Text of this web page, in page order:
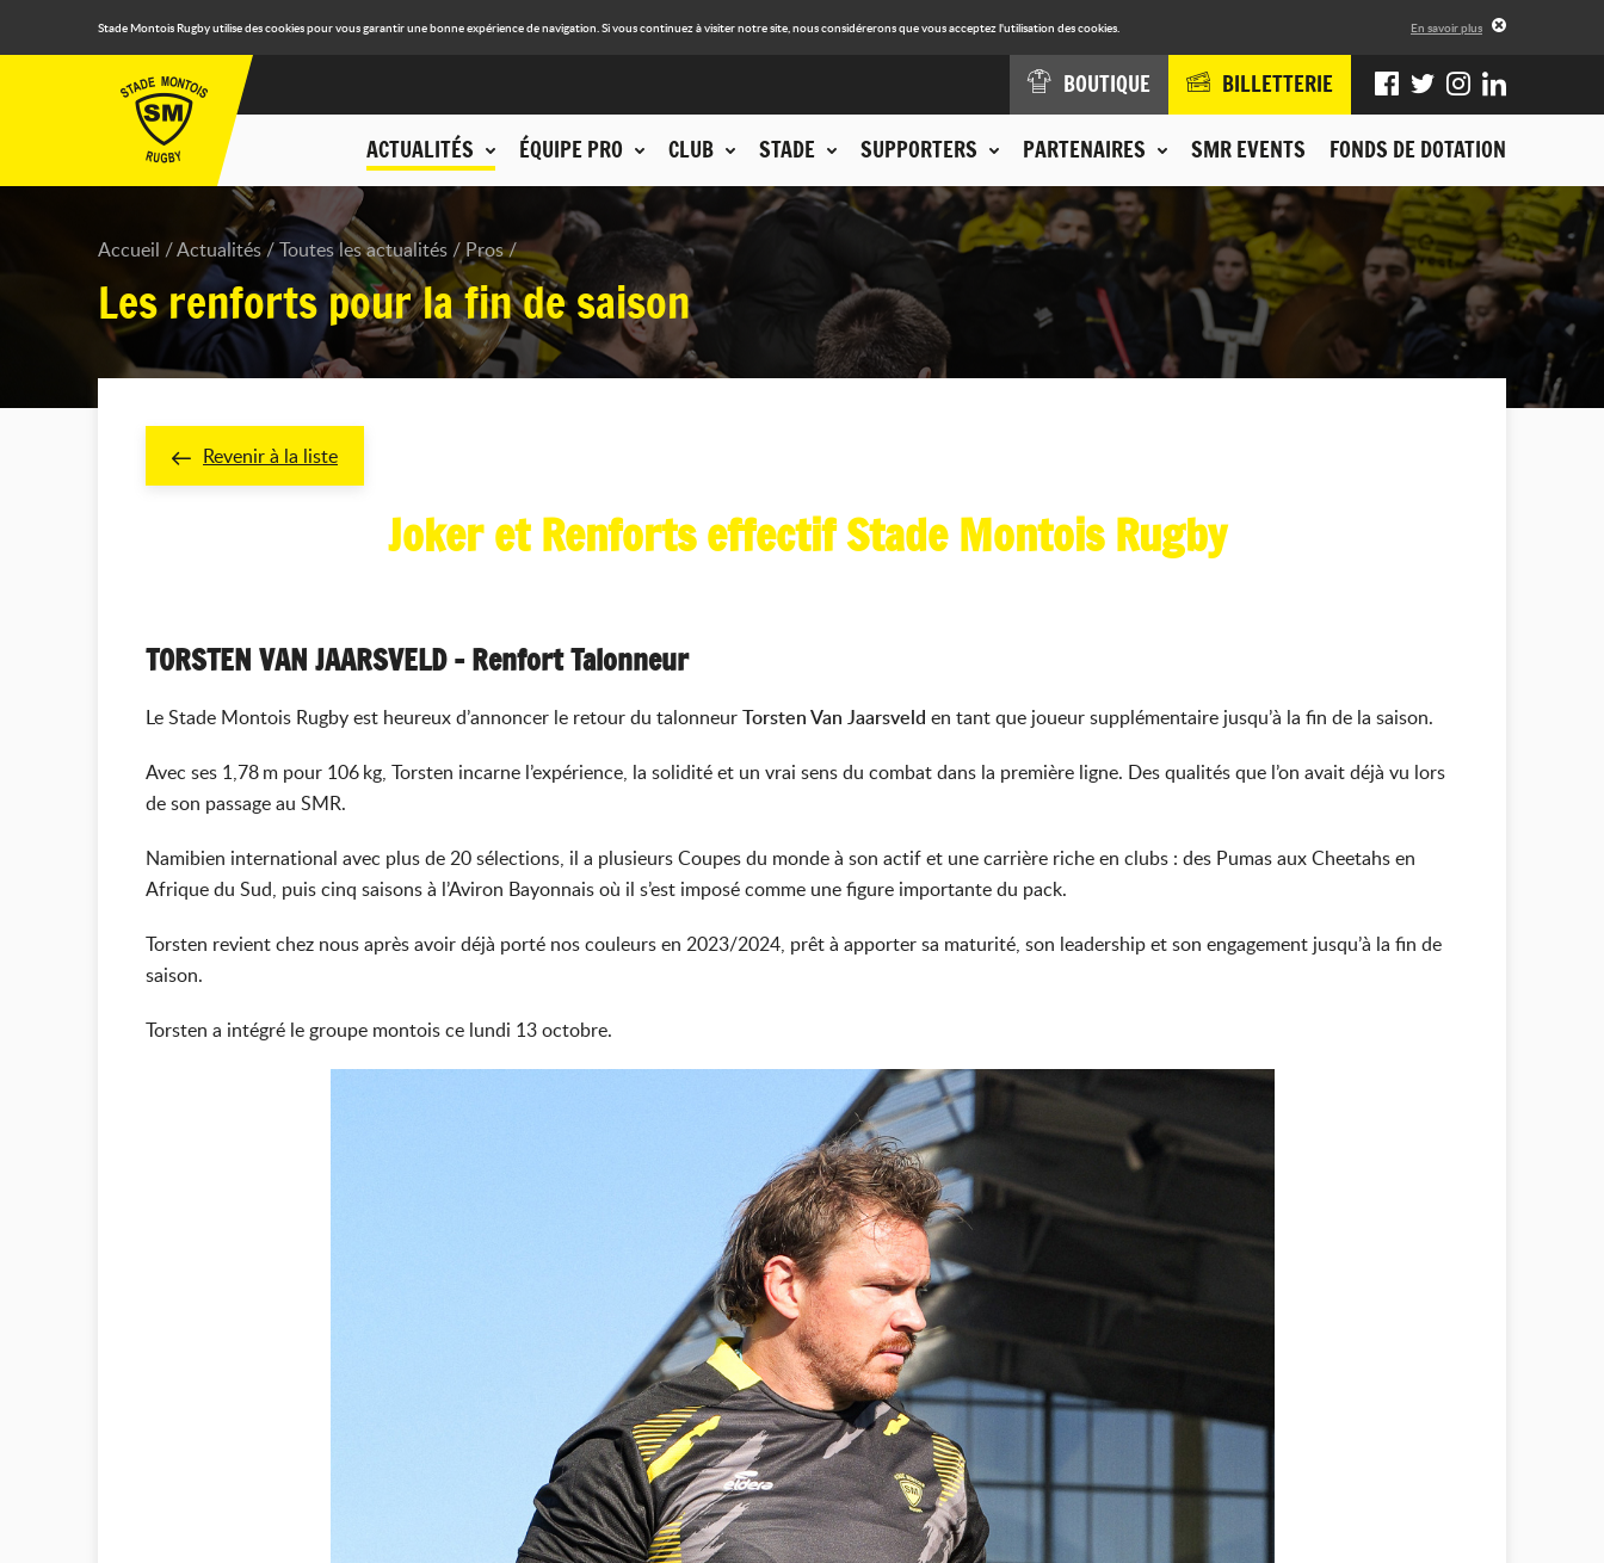
Stade Montois Rugby utilise des cookies pour vous garantir une bonne expérience de navigation. Si vous continuez à visiter notre site, nous considérerons que vous acceptez l'utilisation des cookies. En savoir plus
ACTUALITÉS ÉQUIPE PRO CLUB STADE SUPPORTERS PARTENAIRES SMR EVENTS FONDS DE DOTATION
BOUTIQUE BILLETTERIE
Accueil Actualités Toutes les actualités Pros
Les renforts pour la fin de saison
Revenir à la liste
Joker et Renforts effectif Stade Montois Rugby
TORSTEN VAN JAARSVELD – Renfort Talonneur
Le Stade Montois Rugby est heureux d’annoncer le retour du talonneurTorsten Van Jaarsveld en tant que joueur supplémentaire jusqu’à la fin de la saison.
Avec ses 1,78 m pour 106 kg, Torsten incarne l’expérience, la solidité et un vrai sens du combat dans la première ligne. Des qualités que l’on avait déjà vu lors
de son passage au SMR.
Namibien international avec plus de 20 sélections, il a plusieurs Coupes du monde à son actif et une carrière riche en clubs : des Pumas aux Cheetahs en
Afrique du Sud, puis cinq saisons à l’Aviron Bayonnais où il s’est imposé comme une figure importante du pack.
Torsten revient chez nous après avoir déjà porté nos couleurs en 2023/2024, prêt à apporter sa maturité, son leadership et son engagement jusqu’à la fin de
saison.
Torsten a intégré le groupe montois ce lundi 13 octobre.